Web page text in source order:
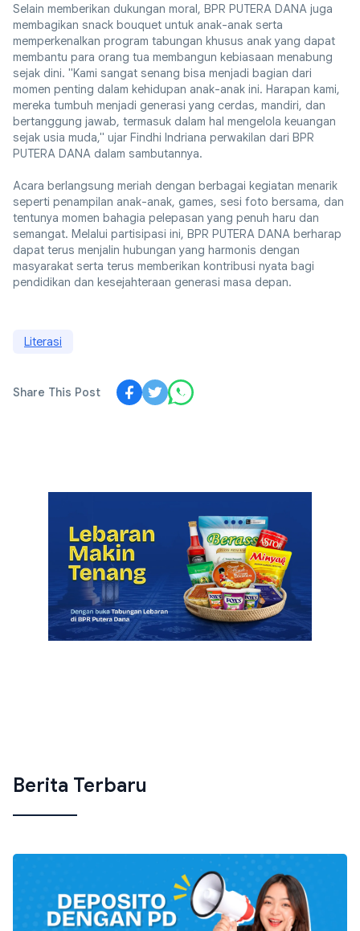
Selain memberikan dukungan moral, BPR PUTERA DANA juga
membagikan snack bouquet untuk anak-anak serta
memperkenalkan program tabungan khusus anak yang dapat
membantu para orang tua membangun kebiasaan menabung
sejak dini. "Kami sangat senang bisa menjadi bagian dari
momen penting dalam kehidupan anak-anak ini. Harapan kami,
mereka tumbuh menjadi generasi yang cerdas, mandiri, dan
bertanggung jawab, termasuk dalam hal mengelola keuangan
sejak usia muda," ujar Findhi Indriana perwakilan dari BPR
PUTERA DANA dalam sambutannya.
Acara berlangsung meriah dengan berbagai kegiatan menarik
seperti penampilan anak-anak, games, sesi foto bersama, dan
tentunya momen bahagia pelepasan yang penuh haru dan
semangat. Melalui partisipasi ini, BPR PUTERA DANA berharap
dapat terus menjalin hubungan yang harmonis dengan
masyarakat serta terus memberikan kontribusi nyata bagi
pendidikan dan kesejahteraan generasi masa depan.
Literasi
Share This Post
Berita Terbaru